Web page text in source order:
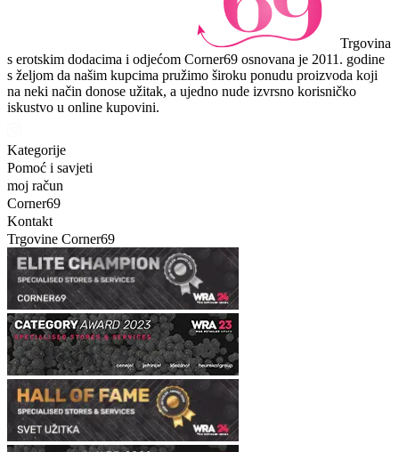
Trgovina
s erotskim dodacima i odjećom Corner69 osnovana je 2011. godine
s željom da našim kupcima pružimo široku ponudu proizvoda koji
na neki način donose užitak, a ujedno nude izvrsno korisničko
iskustvo u online kupovini.
Kategorije
Pomoć i savjeti
moj račun
Corner69
Kontakt
Trgovine Corner69